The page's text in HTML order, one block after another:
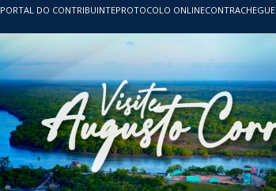
PORTAL DO CONTRIBUINTEPROTOCOLO ONLINECONTRACHEGUE